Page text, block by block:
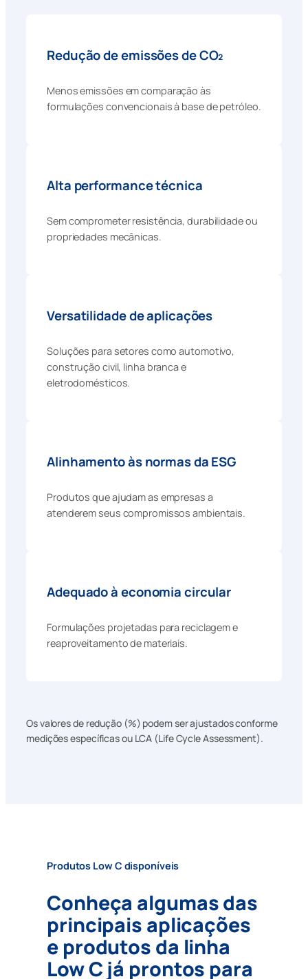
Redução de emissões de CO₂
Menos emissões em comparação às
formulações convencionais à base de petróleo.
Alta performance técnica
Sem comprometer resistência, durabilidade ou
propriedades mecânicas.
Versatilidade de aplicações
Soluções para setores como automotivo,
construção civil, linha branca e
eletrodomésticos.
Alinhamento às normas da ESG
Produtos que ajudam as empresas a
atenderem seus compromissos ambientais.
Adequado à economia circular
Formulações projetadas para reciclagem e
reaproveitamento de materiais.
Os valores de redução (%) podem ser ajustados conforme
medições específicas ou LCA (Life Cycle Assessment).
Produtos Low C disponíveis
Conheça algumas das
principais aplicações
e produtos da linha
Low C já prontos para